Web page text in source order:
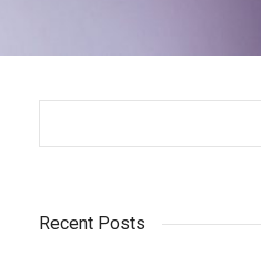
Recent Posts